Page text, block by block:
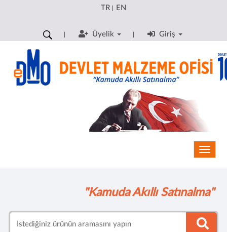
TR| EN
Üyelik Giriş
"Kamuda Akıllı Satınalma"